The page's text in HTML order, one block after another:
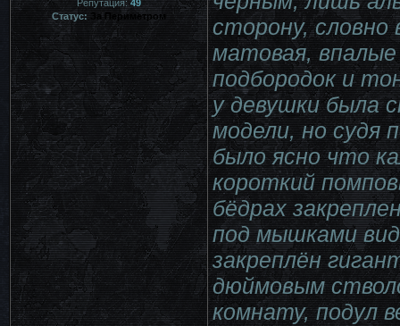
Репутация: 49
Статус: За Периметром
сторону, словно
матовая,
подбородок и
у девушки была
модели, но судя
было ясно что
короткий
бёдрах
под мышками
закреплён
дюймовым
комнату, подул